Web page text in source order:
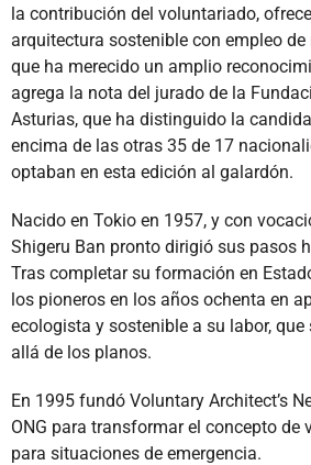
la contribución del voluntariado,
arquitectura sostenible con empleo
que ha merecido un amplio
agrega la nota del jurado de la
Asturias, que ha distinguido la
encima de las otras 35 de 17
optaban en esta edición al galardón.
Nacido en Tokio en 1957, y con
Shigeru Ban pronto dirigió sus pasos
Tras completar su formación en
los pioneros en los años ochenta en
ecologista y sostenible a su labor,
allá de los planos.
En 1995 fundó Voluntary Architect’s
ONG para transformar el concepto de
para situaciones de emergencia.